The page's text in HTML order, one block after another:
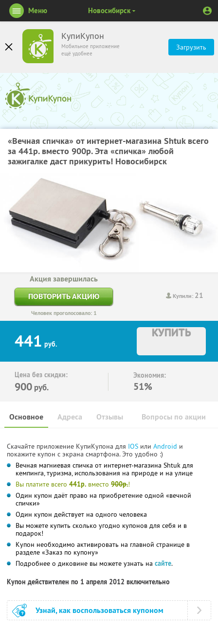
КупиКупон
Мобильное приложение
ещё удобнее
Загрузить
Меню Новосибирск
«Вечная спичка» от интернет-магазина Shtuk всего
за 441р. вместо 900р. Эта «спичка» любой
зажигалке даст прикурить! Новосибирск
Купили: 21
Акция завершилась
ПОВТОРИТЬ АКЦИЮ
Человек проголосовало: 1
441 руб.
КУПИТЬ
Цена без скидки:
900 руб.
Экономия:
51%
Основное Отзывы Вопросы по акции
Адреса
Скачайте приложение КупиКупона для IOS или Android и
покажите купон с экрана смартфона. Это удобно :)
Вечная магниевая спичка от интернет-магазина Shtuk для
кемпинга, туризма, использования на природе и на улице
Вы платите всего 441р. вместо 900р.!
Один купон даёт право на приобретение одной «вечной
спички»
Один купон действует на одного человека
Вы можете купить сколько угодно купонов для себя и в
подарок!
Купон необходимо активировать на главной странице в
разделе «Заказ по купону»
Подробнее о диковине вы можете узнать на сайте.
Купон действителен по 1 апреля 2012 включительно
Узнай, как воспользоваться купоном